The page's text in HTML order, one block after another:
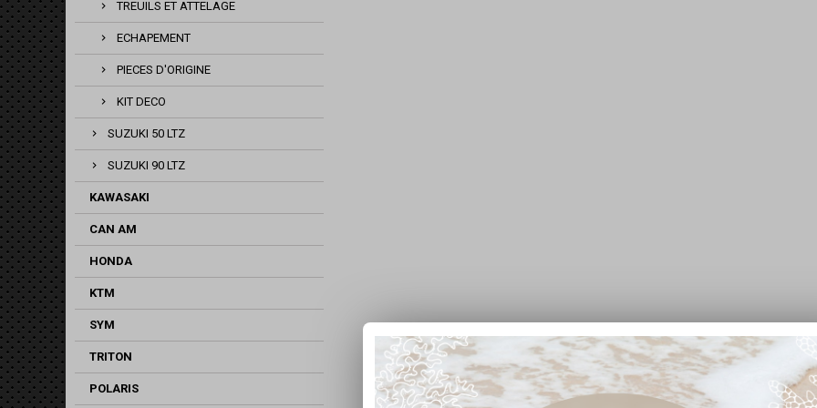
TREUILS ET ATTELAGE
ECHAPEMENT
PIECES D'ORIGINE
KIT DECO
SUZUKI 50 LTZ
SUZUKI 90 LTZ
KAWASAKI
CAN AM
HONDA
KTM
SYM
TRITON
POLARIS